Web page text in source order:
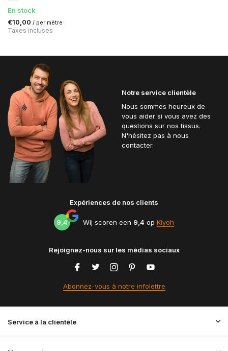
En stock
€10,00 / per mètre
Taxes incluses
Notre service clientèle
Nous sommes heureux de
vous aider si vous avez des
questions sur nos tissus.
N'hésitez pas à nous
contacter.
Expériences de nos clients
9,4 Wij scoren een 9,4 op Kiyoh
Rejoignez-nous sur les médias sociaux
Abonnez-vous à notre infolettre
Service à la clientèle